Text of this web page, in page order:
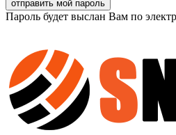
Пароль будет выслан Вам по